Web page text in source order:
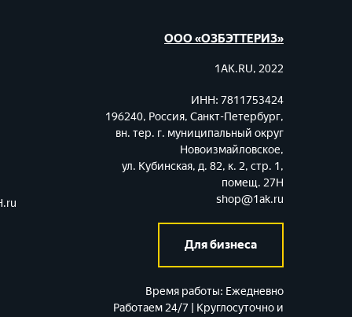
ООО «ОЗБЭТТЕРИЗ»
1AK.RU, 2022
ИНН: 7811753424
196240, Россия, Санкт-Петербург,
вн. тер. г. муниципальный округ
Новоизмайловское,
ул. Кубинская, д. 82, к. 2, стр. 1,
помещ. 27Н
shop@1ak.ru
Для бизнеса
Время работы: Ежедневно
Работаем 24/7 | Круглосуточно и